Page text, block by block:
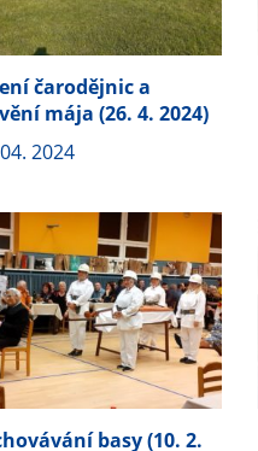
čarodějnic a
mája (26. 4. 2024)
2024
basy (10. 2.